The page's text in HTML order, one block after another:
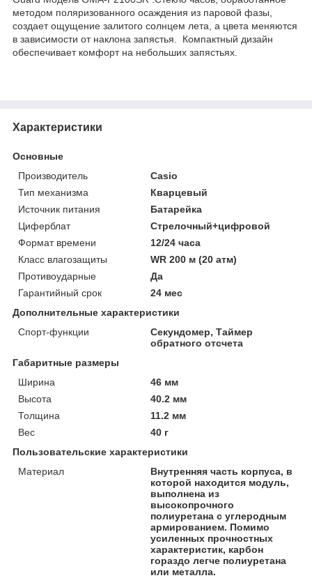
методом поляризованного осаждения из паровой фазы,
создает ощущение залитого солнцем лета, а цвета меняются
в зависимости от наклона запястья. Компактный дизайн
обеспечивает комфорт на небольших запястьях.
Характеристики
Основные
Производитель
Casio
Тип механизма
Кварцевый
Источник питания
Батарейка
Циферблат
Стрелочный+цифровой
Формат времени
12/24 часа
Класс влагозащиты
WR 200 м (20 атм)
Противоударные
Да
Гарантийный срок
24 мес
Дополнительные характеристики
Спорт-функции
Секундомер, Таймер
обратного отсчета
Габаритные размеры
Ширина
46 мм
Высота
40.2 мм
Толщина
11.2 мм
Вес
40 г
Пользовательские характеристики
Материал
Внутренняя часть корпуса, в
которой находится модуль,
выполнена из
высокопрочного
полиуретана с углеродным
армированием. Помимо
усиленных прочностных
характеристик, карбон
гораздо легче полиуретана
или металла.